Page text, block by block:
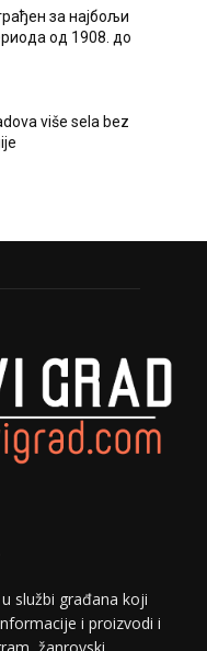
за најбољи
од 1908. до
više sela bez
službi građana koji
i proizvodi i